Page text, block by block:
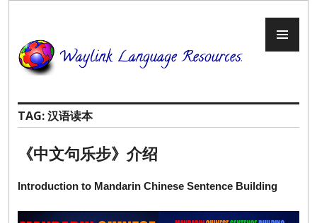
content
TAG:汉语读本
《中文句乐步》介绍
Introduction to Mandarin Chinese Sentence Building